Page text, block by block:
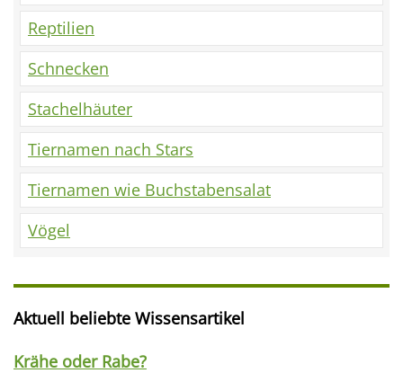
Reptilien
Schnecken
Stachelhäuter
Tiernamen nach Stars
Tiernamen wie Buchstabensalat
Vögel
Aktuell beliebte Wissensartikel
Krähe oder Rabe?